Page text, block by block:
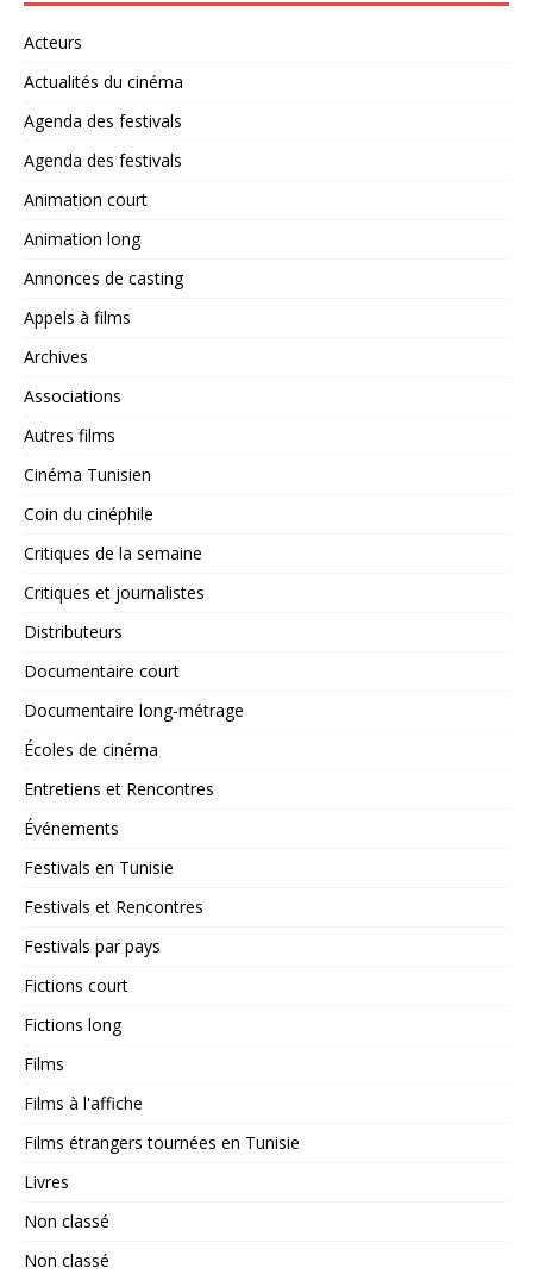
Acteurs
Actualités du cinéma
Agenda des festivals
Agenda des festivals
Animation court
Animation long
Annonces de casting
Appels à films
Archives
Associations
Autres films
Cinéma Tunisien
Coin du cinéphile
Critiques de la semaine
Critiques et journalistes
Distributeurs
Documentaire court
Documentaire long-métrage
Écoles de cinéma
Entretiens et Rencontres
Événements
Festivals en Tunisie
Festivals et Rencontres
Festivals par pays
Fictions court
Fictions long
Films
Films à l'affiche
Films étrangers tournées en Tunisie
Livres
Non classé
Non classé